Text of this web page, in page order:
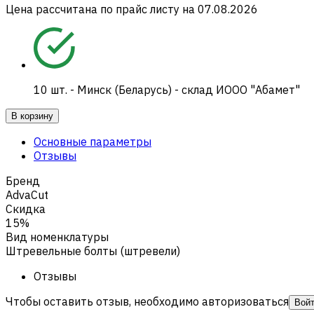
Цена рассчитана по прайс листу на 07.08.2026
10 шт. - Минск (Беларусь) - склад ИООО "Абамет"
В корзину
Основные параметры
Отзывы
Бренд
AdvaCut
Скидка
15%
Вид номенклатуры
Штревельные болты (штревели)
Отзывы
Чтобы оставить отзыв, необходимо авторизоваться